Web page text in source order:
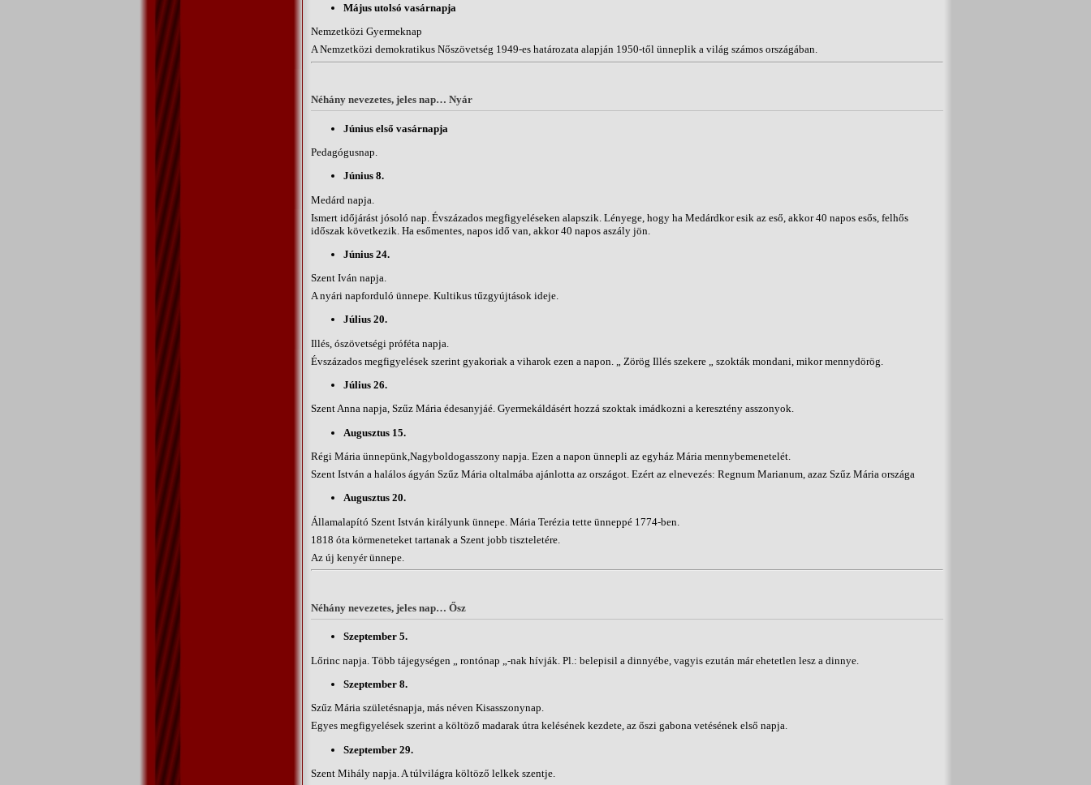
Május utolsó vasárnapja
Nemzetközi Gyermeknap
A Nemzetközi demokratikus Nőszövetség 1949-es határozata alapján 1950-től ünneplik a világ számos országában.
Néhány nevezetes, jeles nap… Nyár
Június első vasárnapja
Pedagógusnap.
Június 8.
Medárd napja.
Ismert időjárást jósoló nap. Évszázados megfigyeléseken alapszik. Lényege, hogy ha Medárdkor esik az eső, akkor 40 napos esős, felhős
időszak következik. Ha esőmentes, napos idő van, akkor 40 napos aszály jön.
Június 24.
Szent Iván napja.
A nyári napforduló ünnepe. Kultikus tűzgyújtások ideje.
Július 20.
Illés, ószövetségi próféta napja.
Évszázados megfigyelések szerint gyakoriak a viharok ezen a napon. „ Zörög Illés szekere „ szokták mondani, mikor mennydörög.
Július 26.
Szent Anna napja, Szűz Mária édesanyjáé. Gyermekáldásért hozzá szoktak imádkozni a keresztény asszonyok.
Augusztus 15.
Régi Mária ünnepünk,Nagyboldogasszony napja. Ezen a napon ünnepli az egyház Mária mennybemenetelét.
Szent István a halálos ágyán Szűz Mária oltalmába ajánlotta az országot. Ezért az elnevezés: Regnum Marianum, azaz Szűz Mária országa
Augusztus 20.
Államalapító Szent István királyunk ünnepe. Mária Terézia tette ünneppé 1774-ben.
1818 óta körmeneteket tartanak a Szent jobb tiszteletére.
Az új kenyér ünnepe.
Néhány nevezetes, jeles nap… Ősz
Szeptember 5.
Lőrinc napja. Több tájegységen „ rontónap „-nak hívják. Pl.: belepisil a dinnyébe, vagyis ezután már ehetetlen lesz a dinnye.
Szeptember 8.
Szűz Mária születésnapja, más néven Kisasszonynap.
Egyes megfigyelések szerint a költöző madarak útra kelésének kezdete, az őszi gabona vetésének első napja.
Szeptember 29.
Szent Mihály napja. A túlvilágra költöző lelkek szentje.